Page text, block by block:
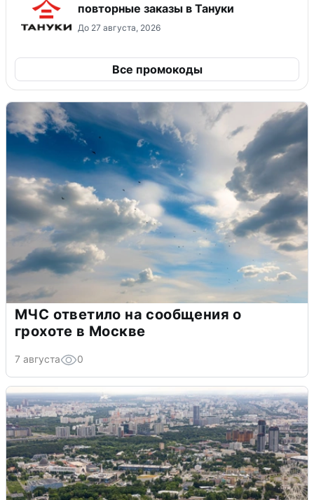
повторные заказы в Тануки
До 27 августа, 2026
Все промокоды
МЧС ответило на сообщения о
грохоте в Москве
7 августа 0